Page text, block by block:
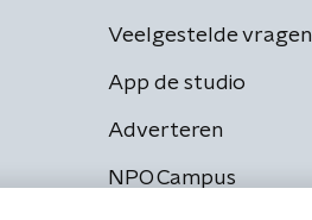
Veelgestelde vragen
App de studio
Adverteren
NPO Campus